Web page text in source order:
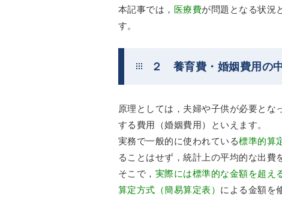
本記事では， 医療費が問題となる状況
す。
２ 養育費・婚姻費用の
原理としては，夫婦や子供が必要とな
する費用（婚姻費用）といえます。
実務で一般的に使われている標準的算
ることはせず，統計上の平均的な出費
そこで， 実際には標準的な金額を超え
算定方式（簡易算定表） による金額を